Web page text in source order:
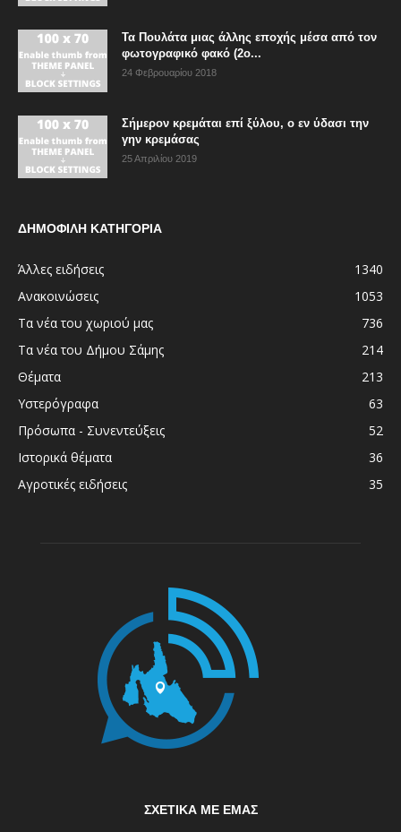
Τα Πουλάτα μιας άλλης εποχής μέσα από τον
φωτογραφικό φακό (2ο...
24 Φεβρουαρίου 2018
Σήμερον κρεμάται επί ξύλου, ο εν ύδασι την
γην κρεμάσας
25 Απριλίου 2019
ΔΗΜΟΦΙΛΗ ΚΑΤΗΓΟΡΙΑ
Άλλες ειδήσεις
1340
Ανακοινώσεις
1053
Τα νέα του χωριού μας
736
Τα νέα του Δήμου Σάμης
214
Θέματα
213
Υστερόγραφα
63
Πρόσωπα - Συνεντεύξεις
52
Ιστορικά θέματα
36
Αγροτικές ειδήσεις
35
ΣΧΕΤΙΚΆ ΜΕ ΕΜΆΣ